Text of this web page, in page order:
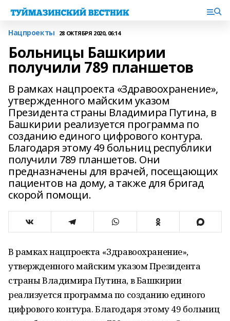
Нацпроекты 28 ОКТЯБРЯ 2020, 06:14
Больницы Башкирии
получили 789 планшетов
В рамках нацпроекта «Здравоохранение»,
утвержденного майским указом
Президента страны Владимира Путина, в
Башкирии реализуется программа по
созданию единого цифрового контура.
Благодаря этому 49 больниц республики
получили 789 планшетов. Они
предназначены для врачей, посещающих
пациентов на дому, а также для бригад
скорой помощи.
В рамках нацпроекта «Здравоохранение»,
утвержденного майским указом Президента
страны Владимира Путина, в Башкирии
реализуется программа по созданию единого
цифрового контура. Благодаря этому 49 больниц